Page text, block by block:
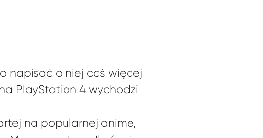
napisać o niej coś więcej
PlayStation 4 wychodzi
na popularnej anime,